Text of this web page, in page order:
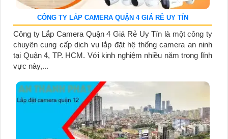
CÔNG TY LẮP CAMERA QUẬN 4 GIÁ RẺ UY TÍN
Công ty Lắp Camera Quận 4 Giá Rẻ Uy Tín là một công ty
chuyên cung cấp dịch vụ lắp đặt hệ thống camera an ninh
tại Quận 4, TP. HCM. Với kinh nghiệm nhiều năm trong lĩnh
vực này,...